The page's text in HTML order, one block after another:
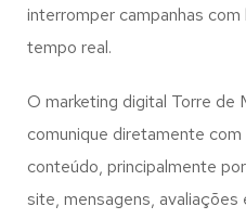
interromper campanhas
tempo real.
O marketing digital Torre de
comunique diretamente
conteúdo, principalmente
site, mensagens,